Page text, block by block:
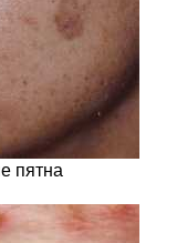
пятна